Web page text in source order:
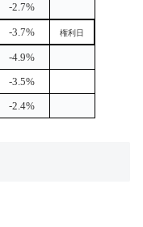
-2.7%
-3.7% 権利日
-4.9%
-3.5%
-2.4%